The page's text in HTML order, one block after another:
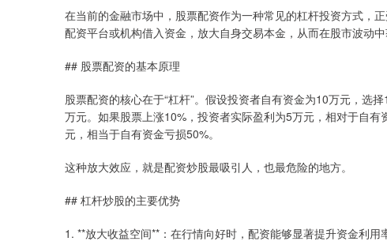
在当前的金融市场中，股票配资作为一种常见的杠杆投资方式，
配资平台或机构借入资金，放大自身交易本金，从而在股市波动
## 股票配资的基本原理
股票配资的核心在于“杠杆”。假设投资者自有资金为10万元，选
万元。如果股票上涨10%，投资者实际盈利为5万元，相对于自
元，相当于自有资金亏损50%。
这种放大效应，就是配资炒股最吸引人，也最危险的地方。
## 杠杆炒股的主要优势
1. **放大收益空间**：在行情向好时，配资能够显著提升资金利用